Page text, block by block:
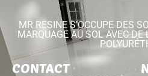
MR RESINE S'OCCUPE DES
MARQUAGE AU SOL AVEC
CONTACT